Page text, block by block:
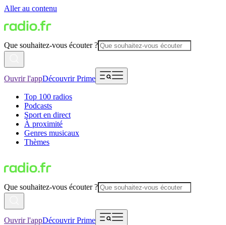
Aller au contenu
Que souhaitez-vous écouter ?
Ouvrir l'appDécouvrir Prime
Top 100 radios
Podcasts
Sport en direct
À proximité
Genres musicaux
Thèmes
Que souhaitez-vous écouter ?
Ouvrir l'appDécouvrir Prime